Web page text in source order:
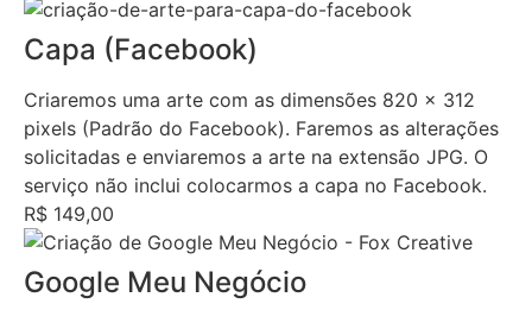
Capa (Facebook)
Criaremos uma arte com as dimensões 820 x 312
pixels (Padrão do Facebook). Faremos as alterações
solicitadas e enviaremos a arte na extensão JPG. O
serviço não inclui colocarmos a capa no Facebook.
R$ 149,00
Google Meu Negócio